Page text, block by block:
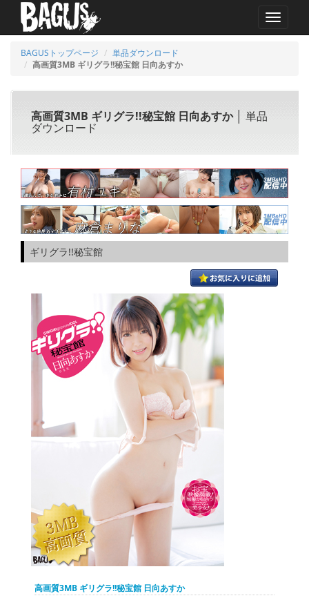
MENU
BAGUSトップページ
単品ダウンロード
高画質3MB ギリグラ!!秘宝館 日向あすか
高画質3MB ギリグラ!!秘宝館 日向あすか│ 単品
ダウンロード
ギリグラ!!秘宝館
高画質3MB ギリグラ!!秘宝館 日向あすか